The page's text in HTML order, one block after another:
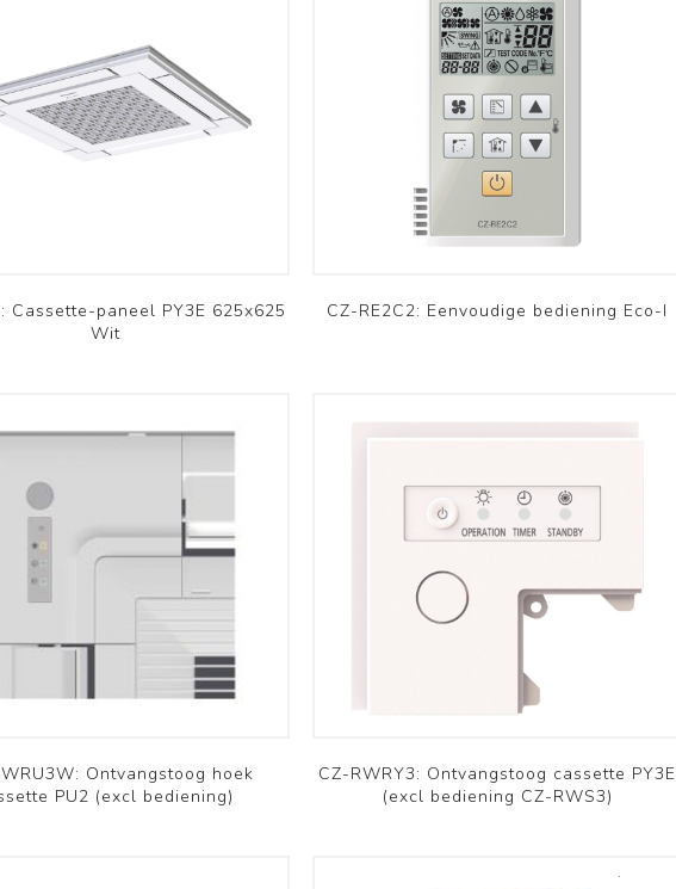
Kabelgoten en
Cassette-paneel PY3E 625x625
Wit
CZ-RE2C2: Eenvoudige bediening Eco-I
Ontvangstoog hoek
PU2 (excl bediening)
CZ-RWRY3: Ontvangstoog cassette PY3E
(excl bediening CZ-RWS3)